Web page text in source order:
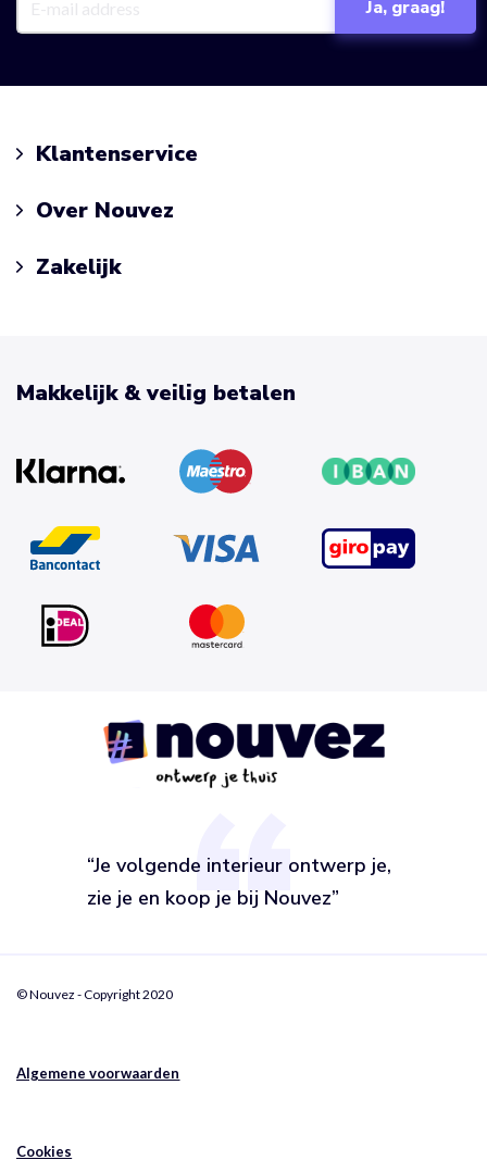
Klantenservice
Over Nouvez
Zakelijk
“Je volgende interieur ontwerp je,
zie je en koop je bij Nouvez”
Makkelijk & veilig betalen
© Nouvez - Copyright 2020
Algemene voorwaarden
Cookies